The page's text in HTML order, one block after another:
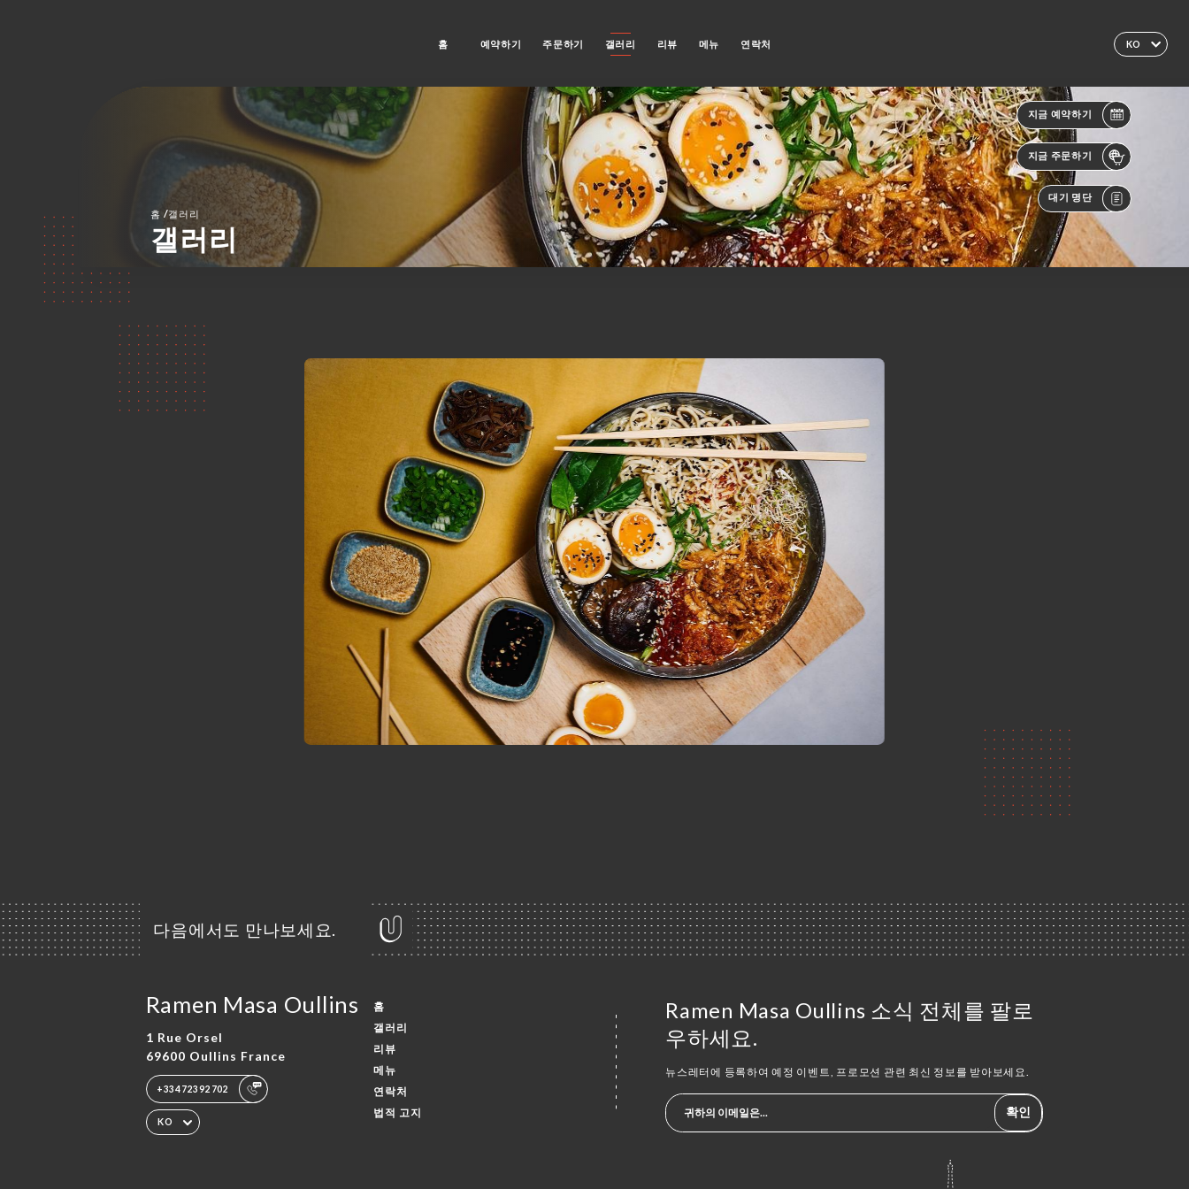
KO
홈 예약하기 주문하기 갤러리 리뷰 메뉴 연락처
지금 예약하기
지금 주문하기
대기 명단
홈 /갤러리
갤러리
다음에서도 만나보세요.
Ramen Masa Oullins
1 Rue Orsel
69600 Oullins France
+33472392702
KO
홈
갤러리
리뷰
메뉴
연락처
법적 고지
Ramen Masa Oullins 소식 전체를 팔로
우하세요.
뉴스레터에 등록하여 예정 이벤트, 프로모션 관련 최신 정보를 받아보세요.
확인